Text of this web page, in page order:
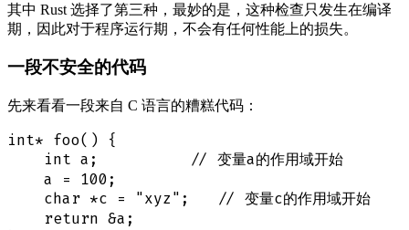
其中 Rust 选择了第三种，最妙的是，这种检查只发生在编译
期，因此对于程序运行期，不会有任何性能上的损失。
一段不安全的代码
先来看看一段来自 C 语言的糟糕代码：
int* foo() {
    int a;          // 变量a的作用域开始
    a = 100;
    char *c = "xyz";   // 变量c的作用域开始
    return &a;